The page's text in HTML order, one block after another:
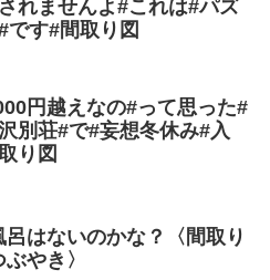
れませんよ#これは#パズ
です#間取り図
円越えなの︎#って思った#
別荘#で#妄想冬休み#入
り図
はないのかな？〈間取り
やき〉